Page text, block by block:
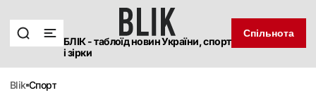
БЛІК - таблоїд новин України, спорт
і зірки
Спільнота
blik спорт